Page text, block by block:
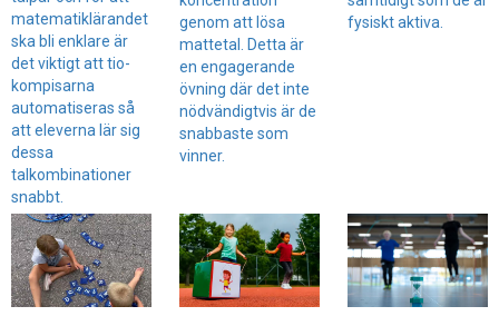
matematiklärandet
ska bli enklare är
det viktigt att tio-
kompisarna
automatiseras så
att eleverna lär sig
dessa
talkombinationer
snabbt.
genom att lösa
mattetal. Detta är
en engagerande
övning där det inte
nödvändigtvis är de
snabbaste som
vinner.
fysiskt aktiva.